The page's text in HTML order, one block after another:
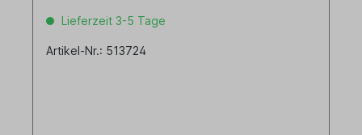
Lieferzeit 3-5 Tage
Artikel-Nr.: 513724